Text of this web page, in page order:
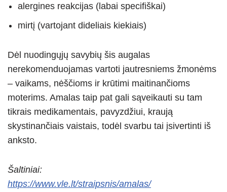
alergines reakcijas (labai specifiškai)
mirtį (vartojant dideliais kiekiais)
Dėl nuodingųjų savybių šis augalas
nerekomenduojamas vartoti jautresniems žmonėms
– vaikams, nėščioms ir krūtimi maitinančioms
moterims. Amalas taip pat gali sąveikauti su tam
tikrais medikamentais, pavyzdžiui, kraują
skystinančiais vaistais, todėl svarbu tai įsivertinti iš
anksto.
Šaltiniai:
https://www.vle.lt/straipsnis/amalas/